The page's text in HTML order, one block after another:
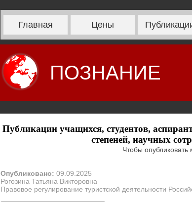
Главная Цены
ПОЗНАНИЕ
Публикации учащихся, студентов,
степеней, научных
Чтобы опубликовать
Опубликовано: 09.09.2025
Рогозина Татьяна Викторовна
Правовое регулирование туристской деятельности